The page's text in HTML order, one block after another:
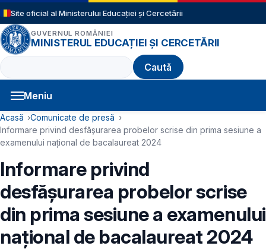
Sari la conținutul principal
Site oficial al Ministerului Educației și Cercetării
GUVERNUL ROMÂNIEI
MINISTERUL EDUCAȚIEI ȘI CERCETĂRII
Caută
Meniu
Navigație principală
Cale de navigare
Acasă
Comunicate de presă
Informare privind desfășurarea probelor scrise din prima sesiune a
examenului naţional de bacalaureat 2024
Informare privind
desfășurarea probelor scrise
din prima sesiune a examenului
naţional de bacalaureat 2024